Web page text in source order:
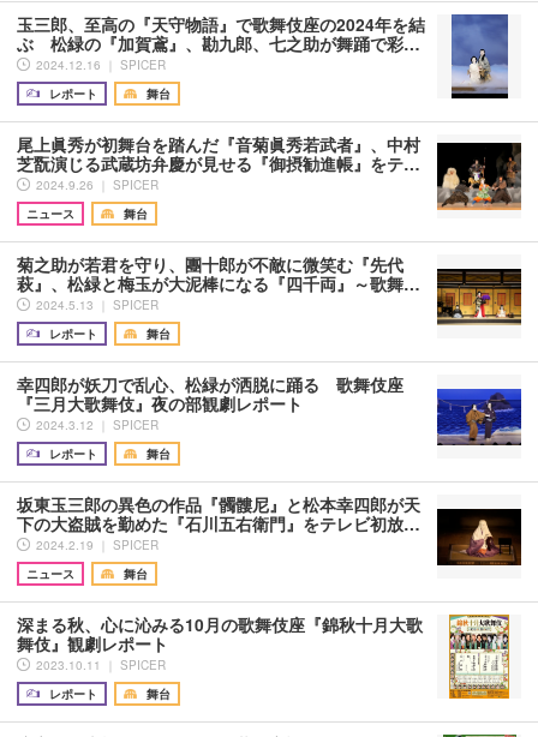
玉三郎、至高の『天守物語』で歌舞伎座の2024年を結
ぶ 松緑の『加賀鳶』、勘九郎、七之助が舞踊で彩…
2024.12.16 ｜ SPICER
レポート
舞台
尾上眞秀が初舞台を踏んだ『音菊眞秀若武者』、中村
芝翫演じる武蔵坊弁慶が見せる『御摂勧進帳』をテ…
2024.9.26 ｜ SPICER
ニュース
舞台
菊之助が若君を守り、團十郎が不敵に微笑む『先代
萩』、松緑と梅玉が大泥棒になる『四千両』～歌舞…
2024.5.13 ｜ SPICER
レポート
舞台
幸四郎が妖刀で乱心、松緑が洒脱に踊る 歌舞伎座
『三月大歌舞伎』夜の部観劇レポート
2024.3.12 ｜ SPICER
レポート
舞台
坂東玉三郎の異色の作品『髑髏尼』と松本幸四郎が天
下の大盗賊を勤めた『石川五右衛門』をテレビ初放…
2024.2.19 ｜ SPICER
ニュース
舞台
深まる秋、心に沁みる10月の歌舞伎座『錦秋十月大歌
舞伎』観劇レポート
2023.10.11 ｜ SPICER
レポート
舞台